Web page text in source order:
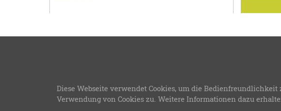
LFWB Theme Version 3.8-Bereitstellung:
Diese Webseite verwendet Cookies, um die
Verwendung von Cookies zu. Weitere Informationen dazu